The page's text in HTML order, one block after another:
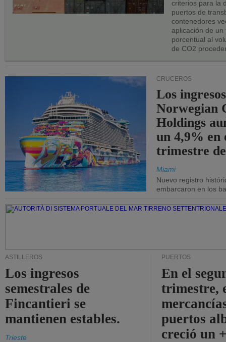
criterios para la
puertos de
contenedores
aplicación de
porcentual al
de CO2
CRUCEROS
Los
Norwegian
Holdings
un 4,9% en
trimestre
Miami
Nuevo registro
embarcaron en los
ASTILLEROS
Los ingresos
semestrales de
Fincantieri se
mantienen estables.
Trieste
PUERTOS
En el
trimestre,
puertos
creció un